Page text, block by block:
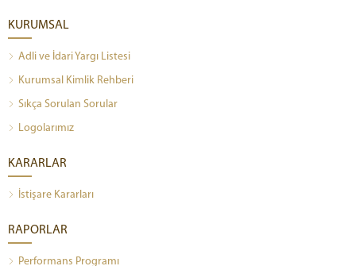
KURUMSAL
Adli ve İdari Yargı Listesi
Kurumsal Kimlik Rehberi
Sıkça Sorulan Sorular
Logolarımız
KARARLAR
İstişare Kararları
RAPORLAR
Performans Programı